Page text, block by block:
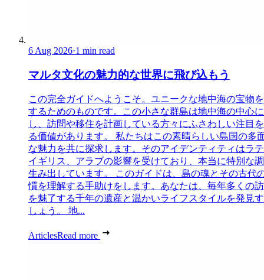
6 Aug 2026·1 min read
マルタ文化の魅力的な世界に飛び込もう
この完全ガイドへようこそ。ユニークな地中海の宝物
するためのものです。この小さな群島は地中海の中心
し、訪問や移住を計画している方々にふさわしい注目
る価値があります。 私たちはこの素晴らしい島国の多
な魅力を共に探求します。そのアイデンティティはラ
イギリス、アラブの影響を受けており、本当に特別な
生み出しています。 このガイドは、島の魂とその古代
慣を理解する手助けをします。あなたは、毎年多くの
を魅了する千年の遺産と温かいライフスタイルを発見
しょう。 地...
ArticlesRead more